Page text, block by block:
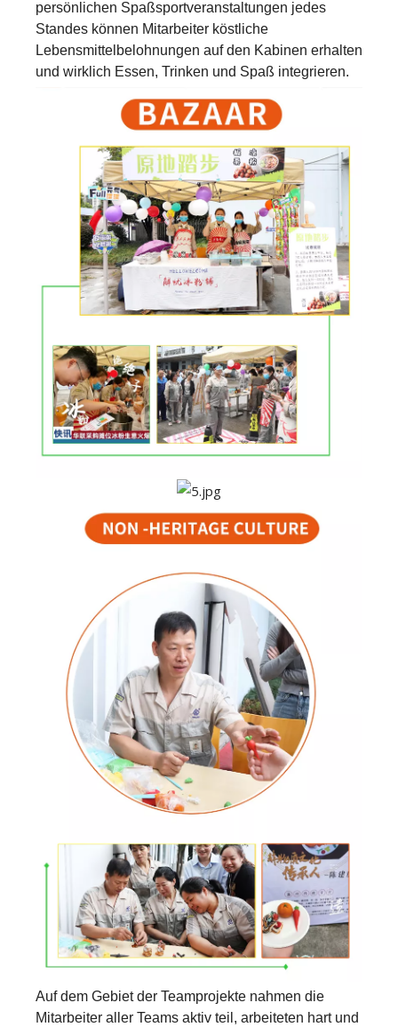
persönlichen Spaßsportveranstaltungen jedes
Standes können Mitarbeiter köstliche
Lebensmittelbelohnungen auf den Kabinen erhalten
und wirklich Essen, Trinken und Spaß integrieren.
Auf dem Gebiet der Teamprojekte nahmen die
Mitarbeiter aller Teams aktiv teil, arbeiteten hart und